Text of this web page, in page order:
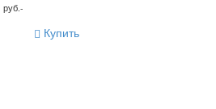
руб.-
Купить